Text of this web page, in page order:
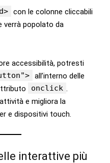
con le colonne cliccabili
verrà popolato da
accessibilità, potresti
all’interno delle
onclick .
e migliora la
e dispositivi touch.
interattive più